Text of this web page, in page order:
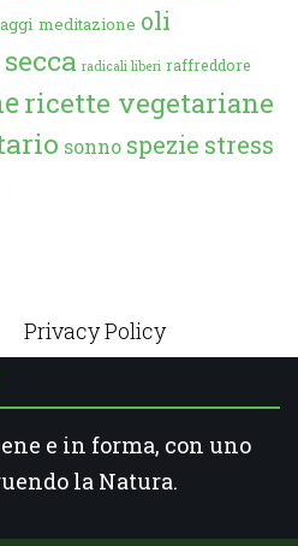
meditazione oli
radicali liberi raffreddore
ricette vegetariane
sonno spezie stress
Privacy Policy
e in forma, con uno
la Natura.